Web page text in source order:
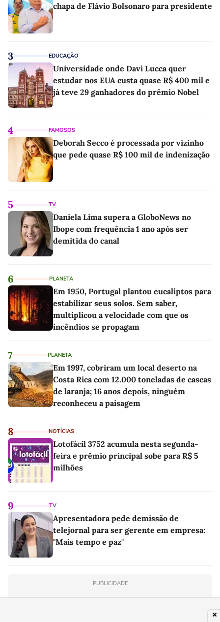
chapa de Flávio Bolsonaro para presidente
3 EDUCAÇÃO
Universidade onde Davi Lucca quer
estudar nos EUA custa quase R$ 400 mil e
já teve 29 ganhadores do prêmio Nobel
4 FAMOSOS
Deborah Secco é processada por vizinho
que pede quase R$ 100 mil de indenização
5 TV
Daniela Lima supera a GloboNews no
Ibope com frequência 1 ano após ser
demitida do canal
6 PLANETA
Em 1950, Portugal plantou eucaliptos para
estabilizar seus solos. Sem saber,
multiplicou a velocidade com que os
incêndios se propagam
7 PLANETA
Em 1997, cobriram um local deserto na
Costa Rica com 12.000 toneladas de cascas
de laranja; 16 anos depois, ninguém
reconheceu a paisagem
8 NOTÍCIAS
Lotofácil 3752 acumula nesta segunda-
feira e prêmio principal sobe para R$ 5
milhões
9 TV
Apresentadora pede demissão de
telejornal para ser gerente em empresa:
"Mais tempo e paz"
PUBLICIDADE